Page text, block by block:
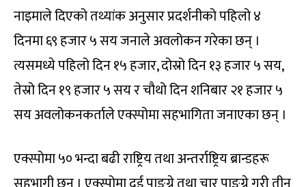
नाइमाले दिएको तथ्यांक अनुसार प्रदर्शनीको पहिलो ४
दिनमा ६९ हजार ५ सय जनाले अवलोकन गरेका छन् ।
त्यसमध्ये पहिलो दिन १५ हजार, दोस्रो दिन १३ हजार ५ सय,
तेस्रो दिन १९ हजार ५ सय र चौथो दिन शनिबार २१ हजार ५
सय अवलोकनकर्ताले एक्स्पोमा सहभागिता जनाएका छन् ।
एक्स्पोमा ५० भन्दा बढी राष्ट्रिय तथा अन्तर्राष्ट्रिय ब्रान्डहरू